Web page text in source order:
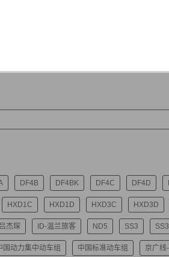
DF4B DF4BK DF4C DF4D
HXD1C HXD1D HXD3C HXD3D
杰琛 ID-温兰旅客 ND5 SS3
国动力集中动车组 中国标准动车组 京广线